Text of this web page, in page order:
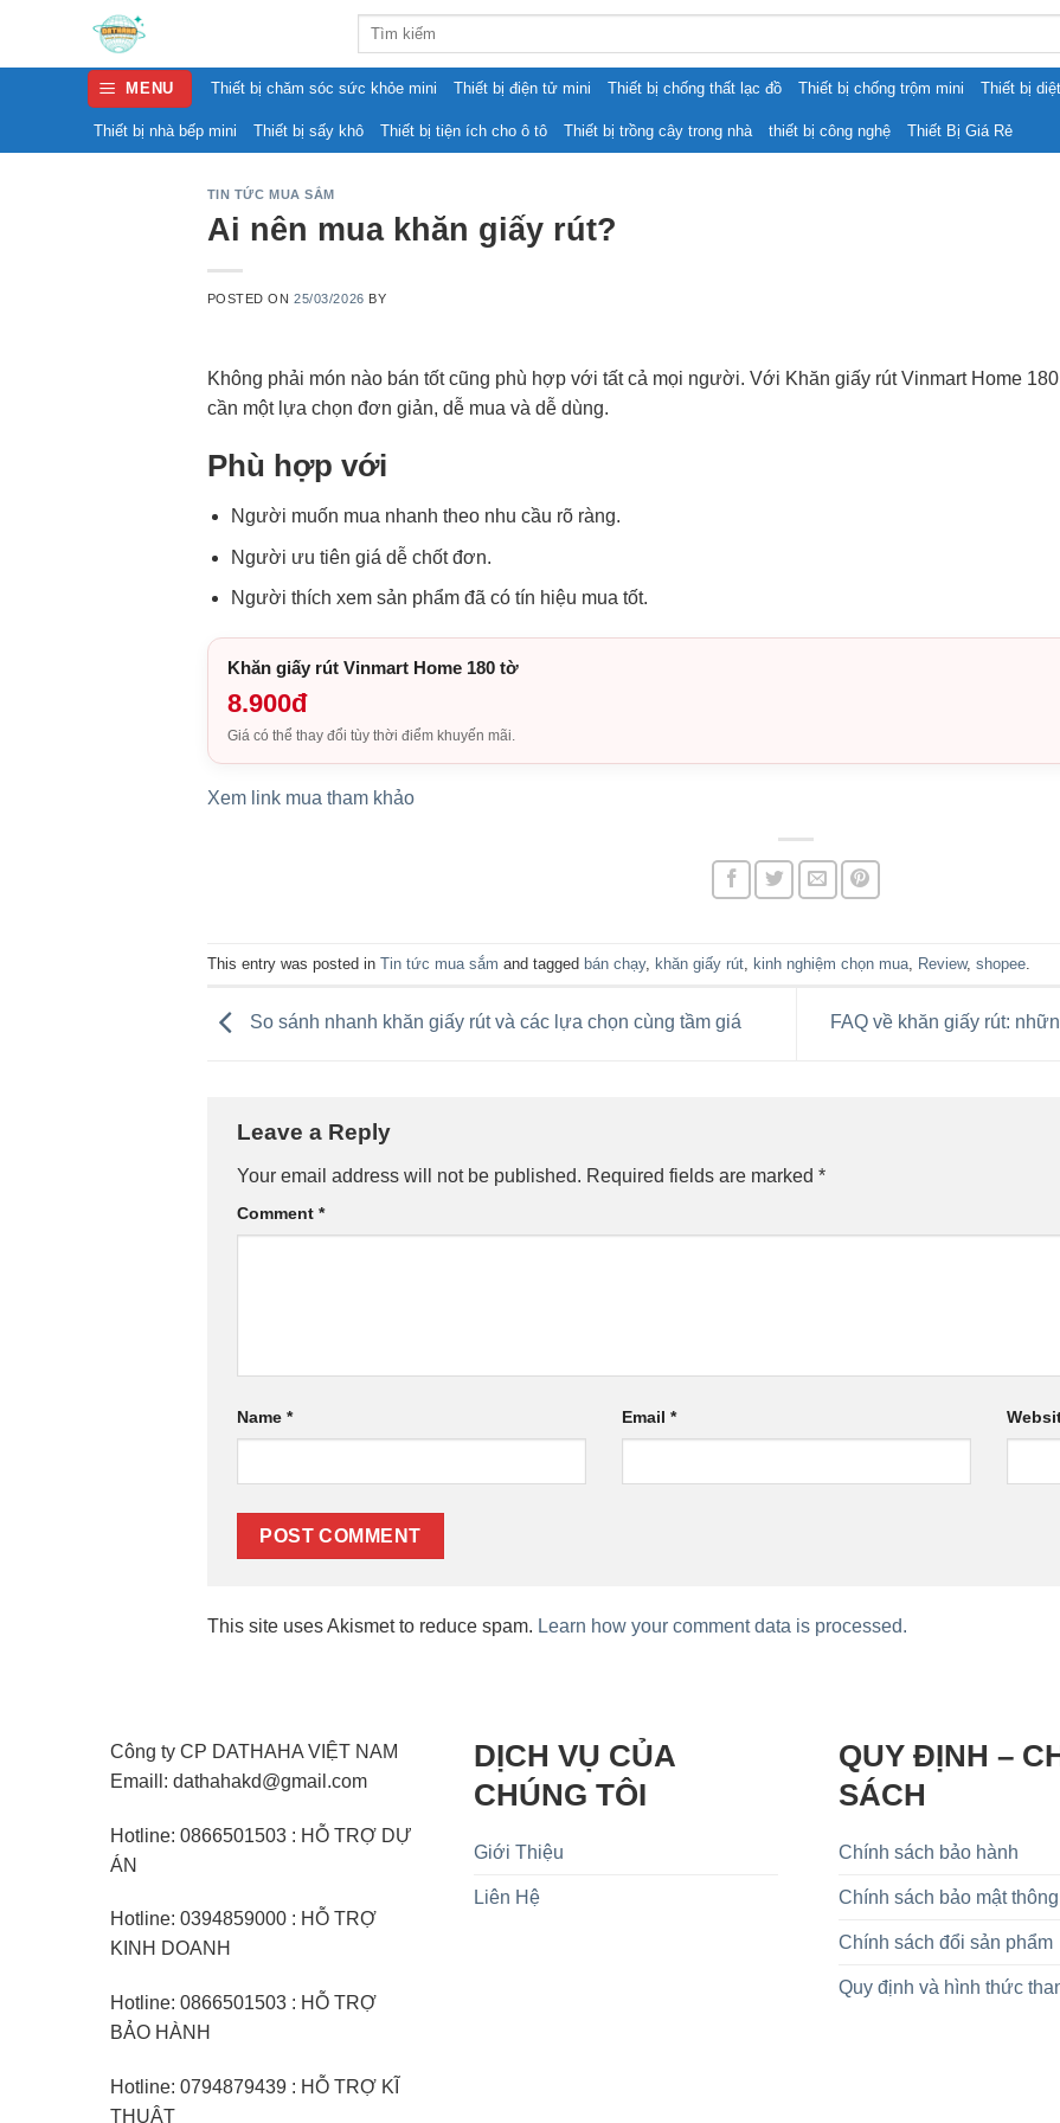
content
Search
MENU Thiết bị chăm sóc sức khỏe mini Thiết bị điện tử mini Thiết bị chống thất lạc đồ Thiết bị chống trộm mini Thiết bị
Thiết bị nhà bếp mini Thiết bị sấy khô Thiết bị tiện ích cho ô tô Thiết bị trồng cây trong nhà thiết bị công nghệ Thiết Bị Giá Rẻ
TIN TỨC MUA SẮM
Ai nên mua khăn giấy rút?
POSTED ON25/03/2026 BY
Không phải món nào bán tốt cũng phù hợp với tất cả mọi người. Với Khăn giấy rút Vinmart Home
cần một lựa chọn đơn giản, dễ mua và dễ dùng.
Phù hợp với
Người muốn mua nhanh theo nhu cầu rõ ràng.
Người ưu tiên giá dễ chốt đơn.
Người thích xem sản phẩm đã có tín hiệu mua tốt.
Khăn giấy rút Vinmart Home 180 tờ
8.900đ
Giá có thể thay đổi tùy thời điểm khuyến mãi.
Xem link mua tham khảo
This entry was posted in Tin tức mua sắm and tagged bán chạy, khăn giấy rút, kinh nghiệm chọn mua, Review, shopee.
So sánh nhanh khăn giấy rút và các lựa chọn cùng tầm giá FAQ về khăn giấy rút:
Leave a Reply
Your email address will not be published. Required fields are marked *
Comment *
Name * Email *
This site uses Akismet to reduce spam. Learn how your comment data is processed.
Công ty CP DATHAHA VIỆT NAM
Emaill: dathahakd@gmail.com
Hotline: 0866501503 : HỖ TRỢ DỰ
ÁN
Hotline: 0394859000 : HỖ TRỢ
KINH DOANH
Hotline: 0866501503 : HỖ TRỢ
BẢO HÀNH
Hotline: 0794879439 : HỖ TRỢ KĨ
THUẬT
DỊCH VỤ CỦA
CHÚNG TÔI
Giới Thiệu
Liên Hệ
QUY ĐỊNH –
SÁCH
Chính sách bảo hành
Chính sách bảo mật
Chính sách đổi sản phẩm
Quy định và hình thức